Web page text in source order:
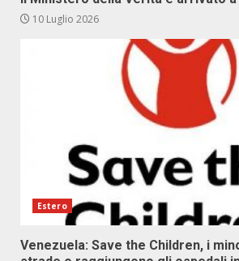
10 Luglio 2026
Estero
Venezuela: Save the Children, i